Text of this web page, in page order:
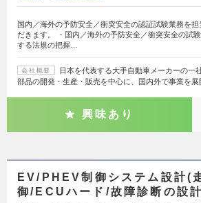
国内／海外の予防安全／衝突安全の認証試験業務を担
だきます。 ・国内／海外の予防安全／衝突安全の試
する法規の把握…
会社概要
日本を代表する大手自動車メーカーの一
部品の開発・生産・販売を中心に、国内外で事業を展
興味あり
EV/PHEV制御システム設計(
御/ECUハード/故障診断の設